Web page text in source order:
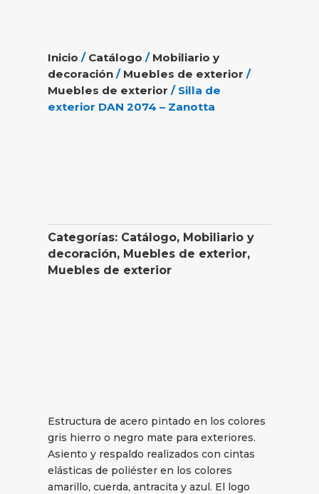
Inicio / Catálogo / Mobiliario y
decoración / Muebles de exterior /
Muebles de exterior / Silla de
exterior DAN 2074 – Zanotta
Categorías: Catálogo, Mobiliario y
decoración, Muebles de exterior,
Muebles de exterior
Estructura de acero pintado en los colores
gris hierro o negro mate para exteriores.
Asiento y respaldo realizados con cintas
elásticas de poliéster en los colores
amarillo, cuerda, antracita y azul. El logo